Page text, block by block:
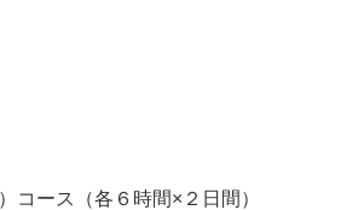
コース（各６時間×２日間）